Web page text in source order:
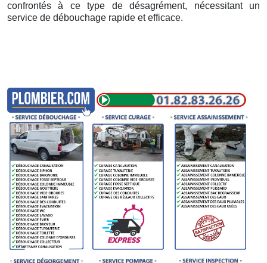
confrontés à ce type de désagrément, nécessitant un
service de débouchage rapide et efficace.